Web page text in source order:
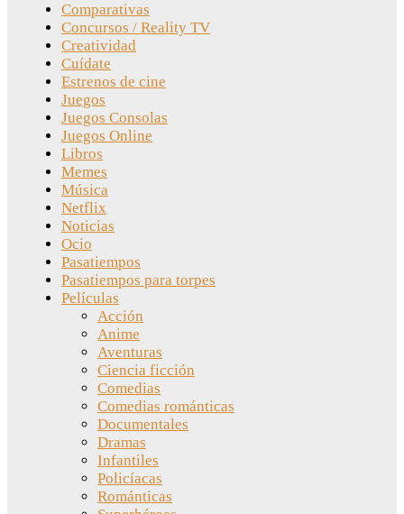
Comparativas
Concursos / Reality TV
Creatividad
Cuídate
Estrenos de cine
Juegos
Juegos Consolas
Juegos Online
Libros
Memes
Música
Netflix
Noticias
Ocio
Pasatiempos
Pasatiempos para torpes
Películas
Acción
Anime
Aventuras
Ciencia ficción
Comedias
Comedias románticas
Documentales
Dramas
Infantiles
Policíacas
Románticas